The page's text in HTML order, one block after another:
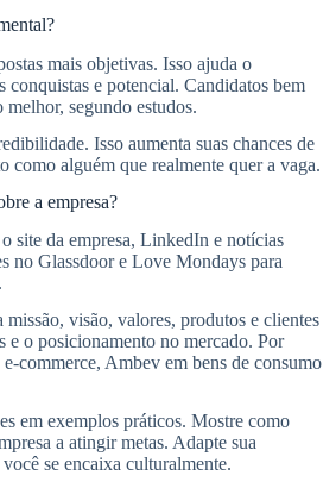
mais objetivas. Isso ajuda o
conquistas e potencial. Candidatos bem
melhor, segundo estudos.
Isso aumenta suas chances de
como alguém que realmente quer a vaga.
a empresa?
site da empresa, LinkedIn e notícias
no Glassdoor e Love Mondays para
visão, valores, produtos e clientes
e o posicionamento no mercado. Por
commerce, Ambev em bens de consumo
em exemplos práticos. Mostre como
a atingir metas. Adapte sua
se encaixa culturalmente.